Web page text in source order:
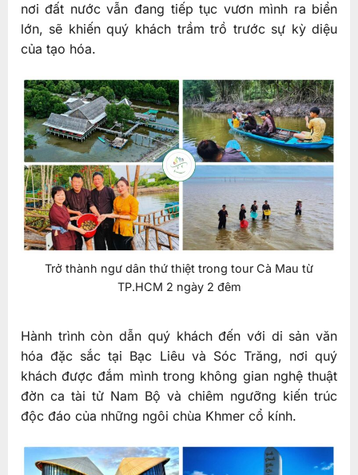
nơi đất nước vẫn đang tiếp tục vươn mình ra biển
lớn, sẽ khiến quý khách trầm trồ trước sự kỳ diệu
của tạo hóa.
Trở thành ngư dân thứ thiệt trong tour Cà Mau từ
TP.HCM 2 ngày 2 đêm
Hành trình còn dẫn quý khách đến với di sản văn
hóa đặc sắc tại Bạc Liêu và Sóc Trăng, nơi quý
khách được đắm mình trong không gian nghệ thuật
đờn ca tài tử Nam Bộ và chiêm ngưỡng kiến trúc
độc đáo của những ngôi chùa Khmer cổ kính.